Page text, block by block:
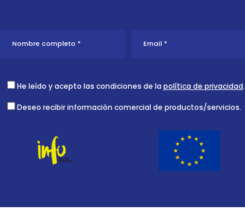
He leído y acepto las condiciones de la política de privacidad.
Deseo recibir información comercial de productos/servicios.